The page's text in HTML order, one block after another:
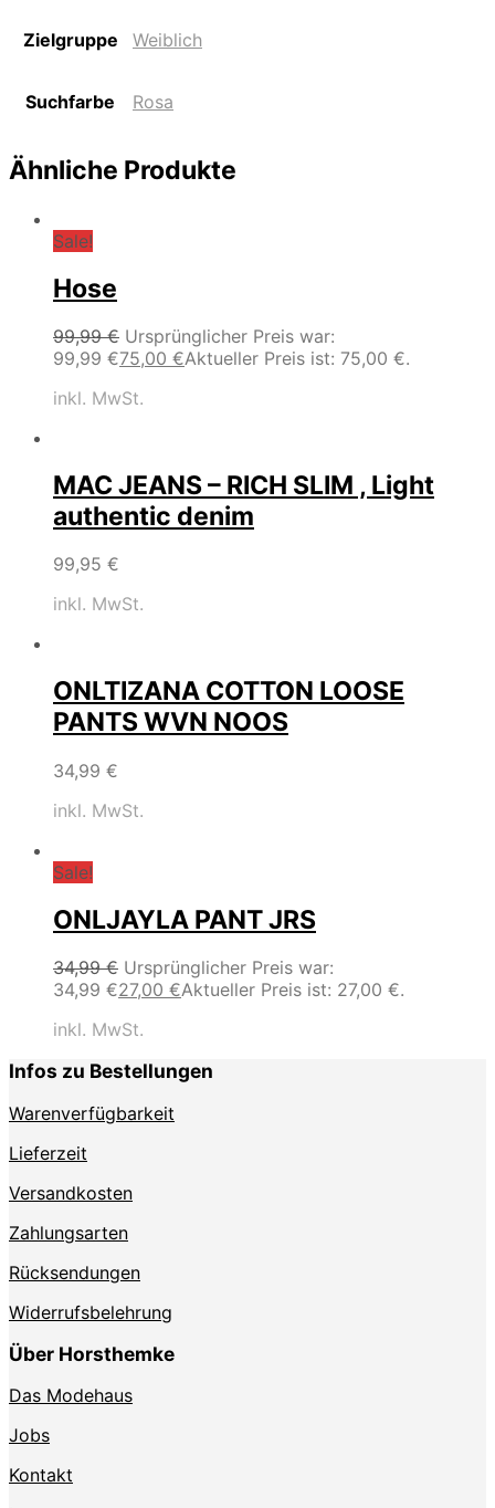
Zielgruppe Weiblich
Suchfarbe Rosa
Ähnliche Produkte
Sale!
Hose
99,99€ Ursprünglicher Preis war:
99,99 €75,00 €Aktueller Preis ist: 75,00 €.
inkl. MwSt.
MAC JEANS – RICH SLIM , Light
authentic denim
99,95 €
inkl. MwSt.
ONLTIZANA COTTON LOOSE
PANTS WVN NOOS
34,99 €
inkl. MwSt.
Sale!
ONLJAYLA PANT JRS
34,99€ Ursprünglicher Preis war:
34,99 €27,00 €Aktueller Preis ist: 27,00 €.
inkl. MwSt.
Infos zu Bestellungen
Warenverfügbarkeit
Lieferzeit
Versandkosten
Zahlungsarten
Rücksendungen
Widerrufsbelehrung
Über Horsthemke
Das Modehaus
Jobs
Kontakt